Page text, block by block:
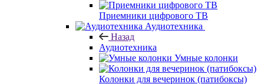
Приемники цифрового ТВ
Аудиотехника
Назад
Аудиотехника
Умные колонки
Колонки для вечеринок (патибоксы)